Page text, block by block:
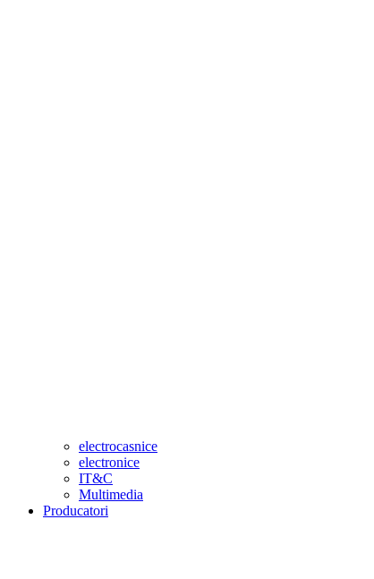
electrocasnice
electronice
IT&C
Multimedia
Producatori